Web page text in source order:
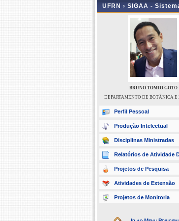
UFRN › SIGAA -
BRUNO TOMIO GOTO
DEPARTAMENTO DE BOTÂNICA
Perfil Pessoal
Produção Intelectual
Disciplinas Ministradas
Relatórios de Atividade
Projetos de Pesquisa
Atividades de Extensão
Projetos de Monitoria